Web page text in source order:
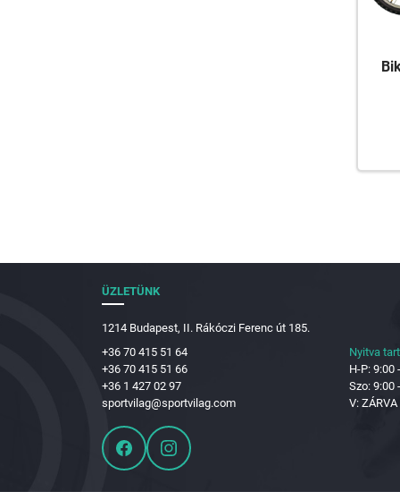
ÜZLETÜNK
1214 Budapest, II. Rákóczi Ferenc út 185.
+36 70 415 51 64
+36 70 415 51 66
+36 1 427 02 97
sportvilag@sportvilag.com
Nyitva
H-P: 9:00
Szo: 9:00
V: ZÁRVA